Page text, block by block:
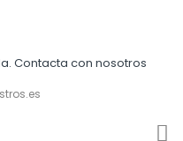
Contacta con nosotros